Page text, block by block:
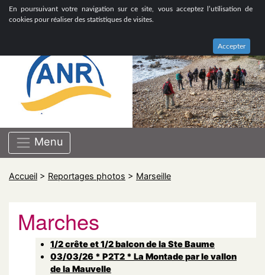
En poursuivant votre navigation sur ce site, vous acceptez l’utilisation de
cookies pour réaliser des statistiques de visites.
Accepter
ASSOCIATION NATIONALE DE RETRAITÉS GROUPE
BOUCHES-DU-RHÔNE
Menu
Accueil > Reportages photos > Marseille
Marches
1/2 crête et 1/2 balcon de la Ste Baume
03/03/26 * P2T2 * La Montade par le vallon
de la Mauvelle